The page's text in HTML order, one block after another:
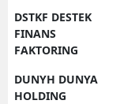
DSTKF DESTEK
FINANS
FAKTORING
DUNYH DUNYA
HOLDING